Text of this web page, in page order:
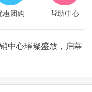
惠团购 帮助中心
莲塘改善市场的“现象
中心璀璨盛放，启幕